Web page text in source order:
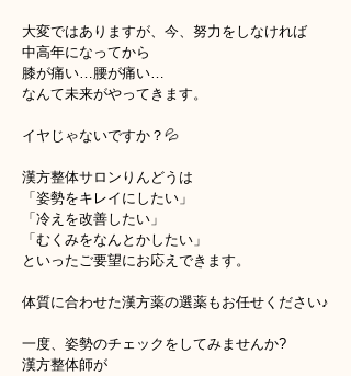
大変ではありますが、今、努力をしなければ
中高年になってから
膝が痛い…腰が痛い…
なんて未来がやってきます。
イヤじゃないですか？💦
漢方整体サロンりんどうは
「姿勢をキレイにしたい」
「冷えを改善したい」
「むくみをなんとかしたい」
といったご要望にお応えできます。
体質に合わせた漢方薬の選薬もお任せください♪
一度、姿勢のチェックをしてみませんか?
漢方整体師が